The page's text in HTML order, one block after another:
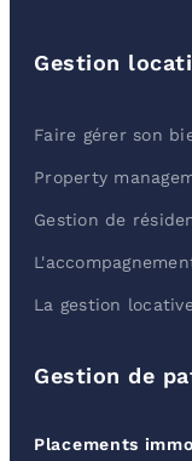
Gestion
Faire gérer son
Property
Gestion de
La gestion
Gestion de
Placements